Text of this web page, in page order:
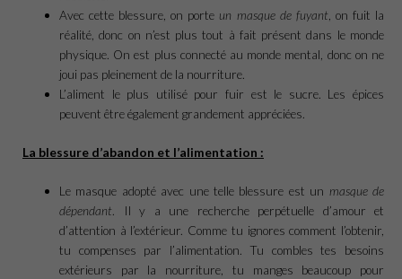
Avec cette blessure, on porte un masque de fuyant , on fuit la
réalité, donc on n’est plus tout à fait présent dans le monde
physique. On est plus connecté au monde mental, donc on ne
joui pas pleinement de la nourriture.
L’aliment le plus utilisé pour fuir est le sucre. Les épices
peuvent être également grandement appréciées.
La blessure d’abandon et l’alimentation :
Le masque adopté avec une telle blessure est un masque de
dépendant. Il y a une recherche perpétuelle d’amour et
d’attention à l’extérieur. Comme tu ignores comment l’obtenir,
tu compenses par l’alimentation. Tu combles tes besoins
extérieurs par la nourriture, tu manges beaucoup pour